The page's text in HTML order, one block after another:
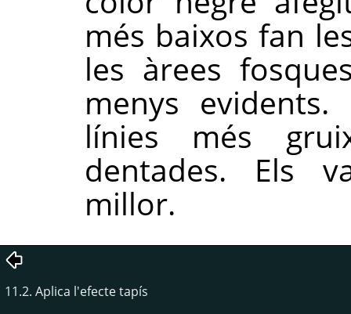
més baixos fan
les àrees
menys
línies més
dentades. Els
millor.
11.2. Aplica l'efecte tapís